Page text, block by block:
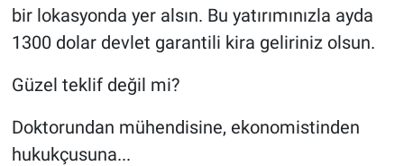
bir lokasyonda yer alsın. Bu yatırımınızla ayda
1300 dolar devlet garantili kira geliriniz olsun.
Güzel teklif değil mi?
Doktorundan mühendisine, ekonomistinden
hukukçusuna...
Yerel Gündem
Yerel Yaşam
Canlı Yayın